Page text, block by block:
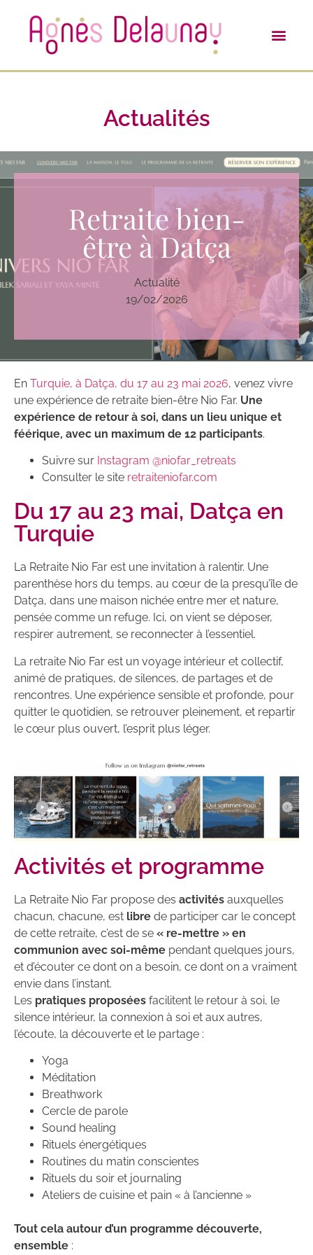
Actualités
Retraite bien-
être à Datça
Actualité
19/02/2026
En Turquie, à Datça, du 17 au 23 mai 2026, venez vivre
une expérience de retraite bien-être Nio Far. Une
expérience de retour à soi, dans un lieu unique et
féérique, avec un maximum de 12 participants.
Suivre sur Instagram @niofar_retreats
Consulter le site retraiteniofar.com
Du 17 au 23 mai, Datça en
Turquie
La Retraite Nio Far est une invitation à ralentir. Une
parenthèse hors du temps, au cœur de la presqu’île de
Datça, dans une maison nichée entre mer et nature,
pensée comme un refuge. Ici, on vient se déposer,
respirer autrement, se reconnecter à l’essentiel.
La retraite Nio Far est un voyage intérieur et collectif,
animé de pratiques, de silences, de partages et de
rencontres. Une expérience sensible et profonde, pour
quitter le quotidien, se retrouver pleinement, et repartir
le cœur plus ouvert, l’esprit plus léger.
Activités et programme
La Retraite Nio Far propose des activités auxquelles
chacun, chacune, est libre de participer car le concept
de cette retraite, c’est de se « re-mettre » en
communion avec soi-même pendant quelques jours,
et d’écouter ce dont on a besoin, ce dont on a vraiment
envie dans l’instant.
Les pratiques proposées facilitent le retour à soi, le
silence intérieur, la connexion à soi et aux autres,
l’écoute, la découverte et le partage :
Yoga
Méditation
Breathwork
Cercle de parole
Sound healing
Rituels énergétiques
Routines du matin conscientes
Rituels du soir et journaling
Ateliers de cuisine et pain « à l’ancienne »
Tout cela autour d’un programme découverte,
ensemble :